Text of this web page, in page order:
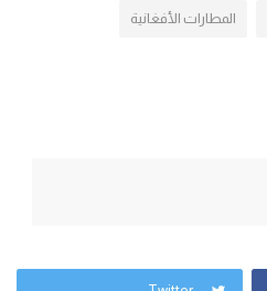
المطارات الأفغانية